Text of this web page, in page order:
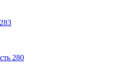
283
280